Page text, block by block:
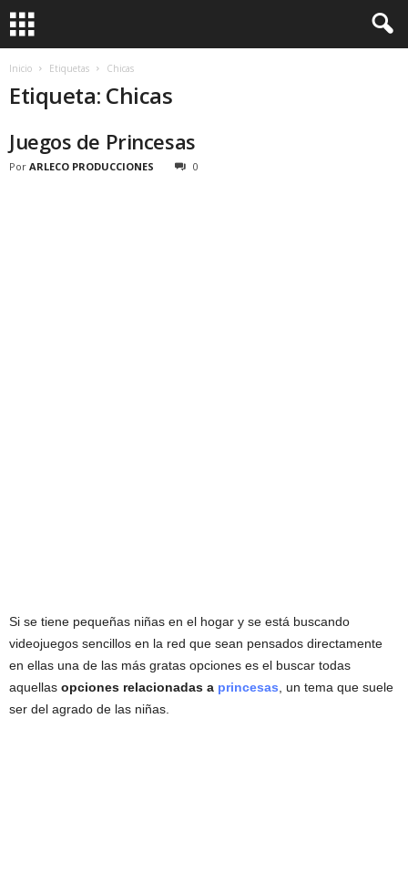
Inicio Etiquetas Chicas
Etiqueta: Chicas
Juegos de Princesas
Por ARLECO PRODUCCIONES 0
Si se tiene pequeñas niñas en el hogar y se está buscando
videojuegos sencillos en la red que sean pensados directamente
en ellas una de las más gratas opciones es el buscar todas
aquellas opciones relacionadas a princesas , un tema que suele
ser del agrado de las niñas.